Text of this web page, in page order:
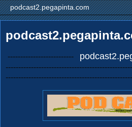
--------------------------